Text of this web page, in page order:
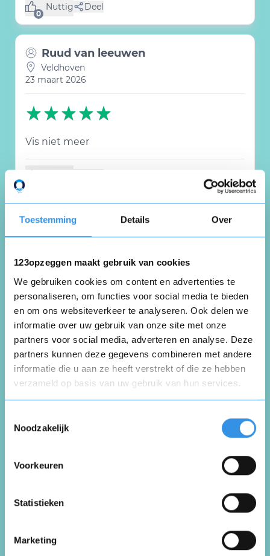
Toestemming Details Over
123opzeggen maakt gebruik van cookies
We gebruiken cookies om content en advertenties te
personaliseren, om functies voor social media te bieden
en om ons websiteverkeer te analyseren. Ook delen we
informatie over uw gebruik van onze site met onze
partners voor social media, adverteren en analyse. Deze
partners kunnen deze gegevens combineren met andere
informatie die u aan ze heeft verstrekt of die ze hebben
verzameld op basis van uw gebruik van hun services.
Noodzakelijk
Voorkeuren
Statistieken
Marketing
0
Nuttig
(0 like) Deel
Ruud van leeuwen
Veldhoven
23 maart 2026
Vis niet meer
Marco Glowacki
Raalte
Bedankt voor een mooie jaren en heb super
veel natuurlijke plezier gehad
Nuttig
(0 like) Deel
roelof arends
25 februari 2026